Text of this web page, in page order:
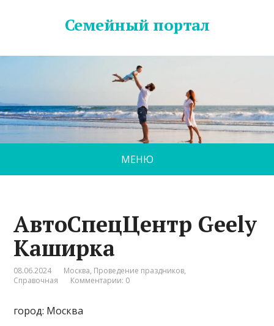
Семейный портал
МЕНЮ
АвтоСпецЦентр Geely
Каширка
08.06.2024 Москва, Проведение праздников,
Справочная
Комментарии: 0
город: Москва